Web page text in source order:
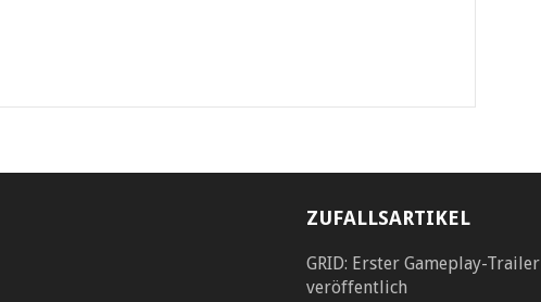
ZUFALLSARTIKEL
GRID: Erster Gameplay-Trailer
veröffentlich